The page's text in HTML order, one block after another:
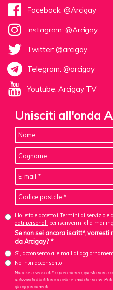
Facebook: @Arcigay
Instagram: @Arcigay
Twitter: @arcigay
Telegram: @arcigay
Youtube: Arcigay TV
Unisciti all'onda
Ho letto e accetto i Termini di servizio e
dati personali per iscrivermi alla
Se non sei ancora iscritt*,
da Arcigay? *
Sì, acconsento alle mail di
No, non acconsento
Nota: se ti sei iscritt* in precedenza, questo non ti
utilizzando il link fornito nelle e-mail che ricevi.
gli aggiornamenti.